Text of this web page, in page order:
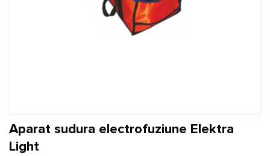
Aparat sudura electrofuziune Elektra
Light